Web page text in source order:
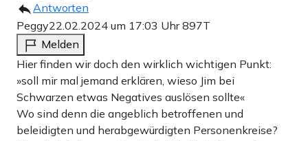
Antworten
Peggy22.02.2024 um 17:03 Uhr897T
Melden
Hier finden wir doch den wirklich wichtigen Punkt:
»soll mir mal jemand erklären, wieso Jim bei
Schwarzen etwas Negatives auslösen sollte«
Wo sind denn die angeblich betroffenen und
beleidigten und herabgewürdigten Personenkreise?